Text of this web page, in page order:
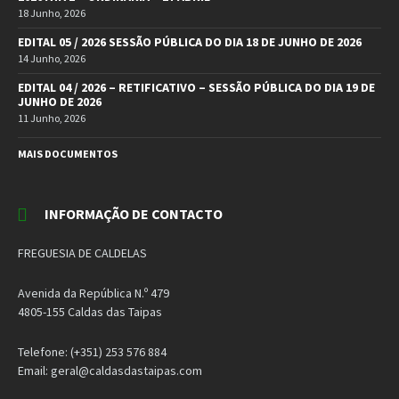
18 Junho, 2026
EDITAL 05 / 2026 SESSÃO PÚBLICA DO DIA 18 DE JUNHO DE 2026
14 Junho, 2026
EDITAL 04 / 2026 – RETIFICATIVO – SESSÃO PÚBLICA DO DIA 19 DE
JUNHO DE 2026
11 Junho, 2026
MAIS DOCUMENTOS
INFORMAÇÃO DE CONTACTO
FREGUESIA DE CALDELAS
Avenida da República N.º 479
4805-155 Caldas das Taipas
Telefone: (+351) 253 576 884
Email: geral@caldasdastaipas.com